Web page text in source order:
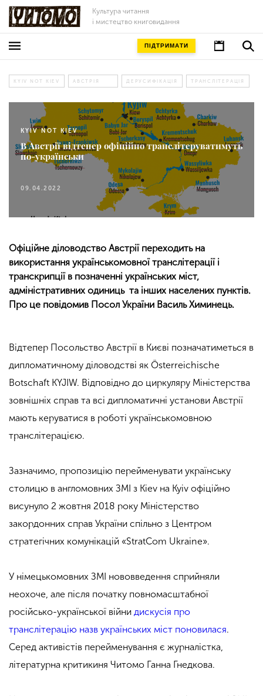
Культура читання
і мистецтво книговидання
ПІДТРИМАТИ
KYIV NOT KIEV АВСТРІЯ ДЕРУСИФІКАЦІЯ ТРАНСЛІТЕРАЦІЯ
KYIV NOT KIEV
В Австрії відтепер офіційно транслітеруватимуть
по-українськи
09.04.2022
Офіційне діловодство Австрії переходить на
використання українськомовної транслітерації і
транскрипції в позначенні українських міст,
адміністративних одиниць та інших населених пунктів.
Про це повідомив Посол України Василь Химинець.
Відтепер Посольство Австрії в Києві позначатиметься в
дипломатичному діловодстві як Österreichische
Botschaft KYJIW. Відповідно до циркуляру Міністерства
зовнішніх справ та всі дипломатичні установи Австрії
мають керуватися в роботі українськомовною
транслітерацією.
Зазначимо, пропозицію перейменувати українську
столицю в англомовних ЗМІ з Kiev на Kyiv офіційно
висунуло 2 жовтня 2018 року Міністерство
закордонних справ України спільно з Центром
стратегічних комунікацій «StratCom Ukraine».
У німецькомовних ЗМІ нововведення сприйняли
неохоче, але після початку повномасштабної
російсько-української війни дискусія про
транслітерацію назв українських міст поновилася.
Серед активістів перейменування є журналістка,
літературна критикиня Читомо Ганна Гнедкова.